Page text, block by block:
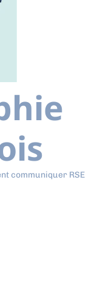
communiquer RSE